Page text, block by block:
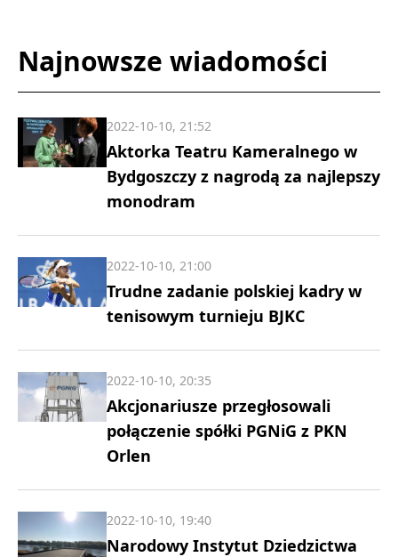
Najnowsze wiadomości
Aktorka Teatru Kameralnego w
Bydgoszczy z nagrodą za najlepszy
monodram
2022-10-10, 21:52
Trudne zadanie polskiej kadry w
tenisowym turnieju BJKC
2022-10-10, 21:00
Akcjonariusze przegłosowali
połączenie spółki PGNiG z PKN
Orlen
2022-10-10, 20:35
Narodowy Instytut Dziedzictwa
2022-10-10, 19:40